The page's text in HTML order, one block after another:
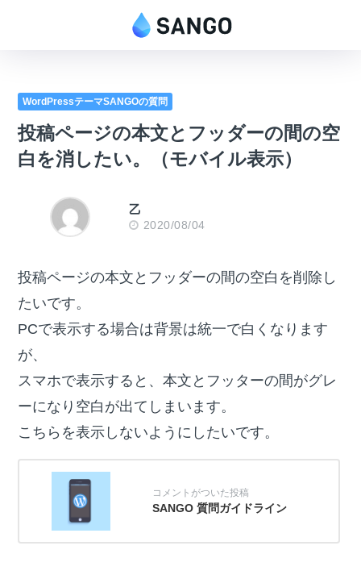
WordPressテーマSANGOの質問
投稿ページの本文とフッダーの間の空
白を消したい。（モバイル表示）
乙
2020/08/04
投稿ページの本文とフッダーの間の空白を削除し
たいです。
PCで表示する場合は背景は統一で白くなります
が、
スマホで表示すると、本文とフッターの間がグレ
ーになり空白が出てしまいます。
こちらを表示しないようにしたいです。
SANGO 質問ガイドライン